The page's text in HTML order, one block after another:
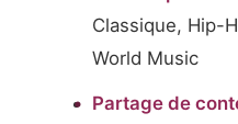
Classique, Hip-
World Music
Partage de